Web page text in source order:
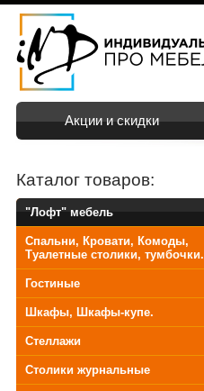
Акции и скидки
Каталог товаров:
"Лофт" мебель
Спальни, Кровати, Комоды,
Туалетные столики, тумбочки.
Гостиные
Шкафы, Шкафы-купе.
Стеллажи
Столики журнальные